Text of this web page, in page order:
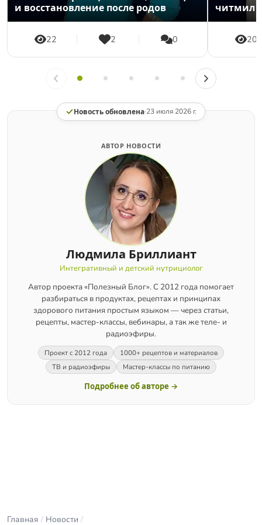
и восстановление после родов
22 2 0
читмил
20
Новость обновлена·23 июля 2026 г.
АВТОР НОВОСТИ
Людмила Бриллиант
Интегративный и детский нутрициолог
Автор проекта «Полезный Блог». С 2012 года помогает
разбираться в продуктах, рецептах и принципах
здорового питания простым языком — через статьи,
рецепты, мастер-классы, вебинары, а так же теле- и
радиоэфиры.
Проект с 2012 года
1000+ рецептов и материалов
ТВ и радиоэфиры
Мастер-классы по питанию
Подробнее об авторе →
Главная / Новости /